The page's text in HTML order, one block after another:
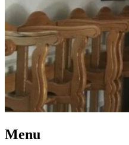
Menu